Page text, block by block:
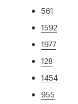
561
1592
1977
128
1454
955